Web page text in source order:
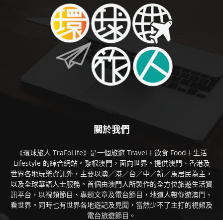
關於我們
《環球旅人 TraFoLife》是一個旅遊 Travel＋飲食 Food＋生活
Lifestyle 的綜合網站。紮根澳門，面向世界。提供澳門、香港及
世界各地玩樂資訊外，主要以澳／港／台／中／新／馬居民為主，
以及全球華語人士服務。首個由澳門人所製作的全方位旅遊生活資
訊平台，以視頻節目、專題文章及電台節目，地道人帶你遊澳門、
看世界。同時也有世界各地遊記及見聞，當然少不了主打的視頻及
電台旅遊節目。